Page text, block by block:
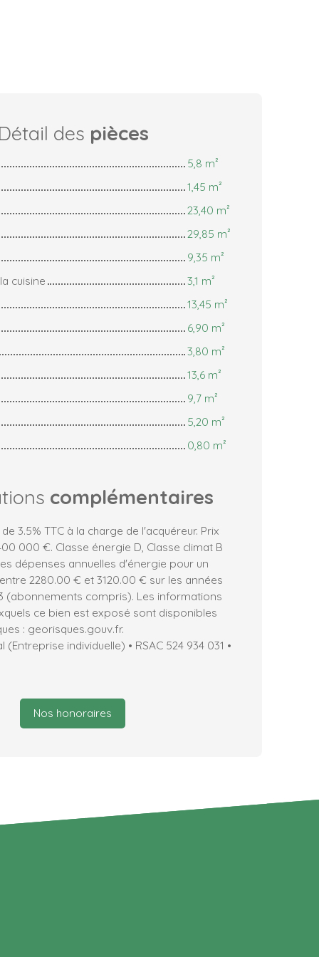
Détail des pièces
5,8 m²
1,45 m²
23,40 m²
29,85 m²
9,35 m²
cuisine
3,1 m²
13,45 m²
6,90 m²
3,80 m²
13,6 m²
9,7 m²
5,20 m²
0,80 m²
complémentaires
3.5% TTC à la charge de l'acquéreur. Prix
000 €. Classe énergie D, Classe climat B
dépenses annuelles d'énergie pour un
2280.00 € et 3120.00 € sur les années
(abonnements compris). Les informations
ce bien est exposé sont disponibles
: georisques.gouv.fr.
individuelle) • RSAC 524 934 031 •
Nos honoraires